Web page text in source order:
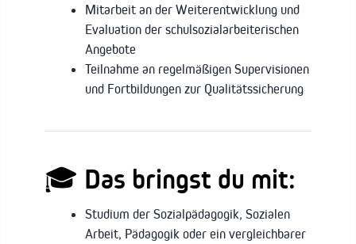
Mitarbeit an der Weiterentwicklung und
Evaluation der schulsozialarbeiterischen
Angebote
Teilnahme an regelmäßigen Supervisionen
und Fortbildungen zur Qualitätssicherung
🎓 Das bringst du mit:
Studium der Sozialpädagogik, Sozialen
Arbeit, Pädagogik oder ein vergleichbarer